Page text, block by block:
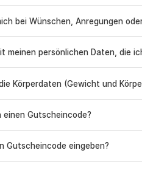
bei Wünschen, Anregungen
meinen persönlichen Daten, die
Körperdaten (Gewicht und
einen Gutscheincode?
Gutscheincode eingeben?